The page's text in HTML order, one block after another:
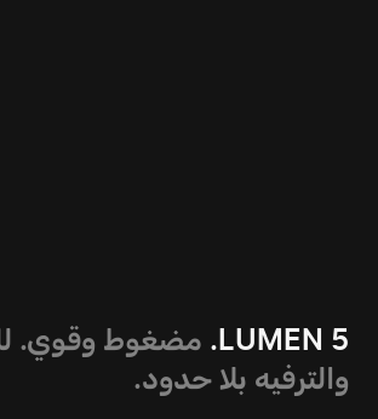
LUMEN 5. مضغوط وقوي.
والترفيه بلا حدود.